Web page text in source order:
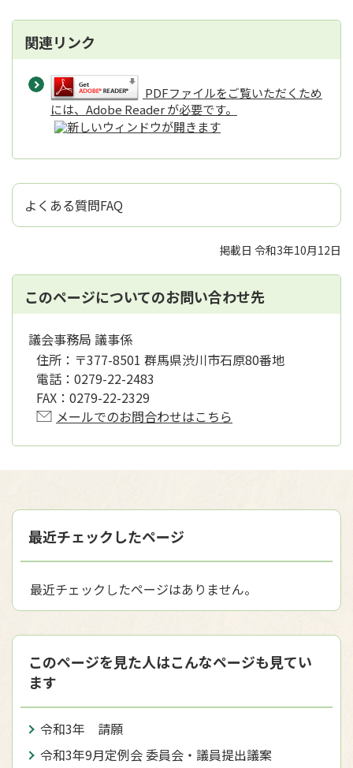
関連リンク
PDFファイルをご覧いただくため
には、Adobe Reader が必要です。
よくある質問FAQ
掲載日 令和3年10月12日
このページについてのお問い合わせ先
議会事務局 議事係
住所： 〒377-8501 群馬県渋川市石原80番地
電話： 0279-22-2483
FAX： 0279-22-2329
メールでのお問合わせはこちら
最近チェックしたページ
最近チェックしたページはありません。
このページを見た人はこんなページも見てい
ます
令和3年 請願
令和3年9月定例会 委員会・議員提出議案